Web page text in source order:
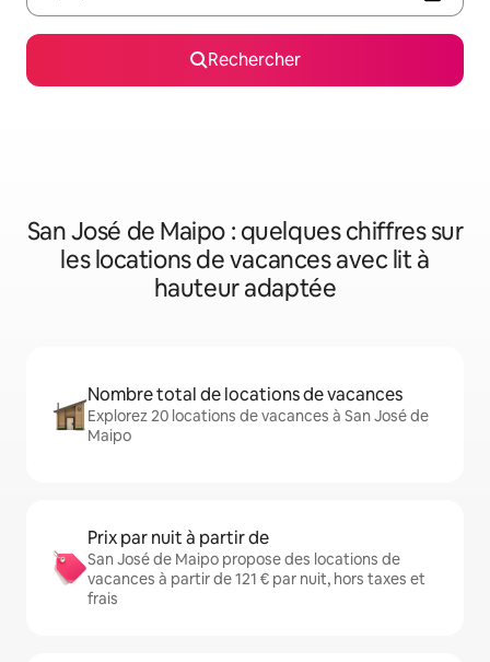
Rechercher
San José de Maipo : quelques chiffres sur
les locations de vacances avec lit à
hauteur adaptée
Nombre total de locations de vacances
Explorez 20 locations de vacances à San José de
Maipo
Prix par nuit à partir de
San José de Maipo propose des locations de
vacances à partir de 121 € par nuit, hors taxes et
frais